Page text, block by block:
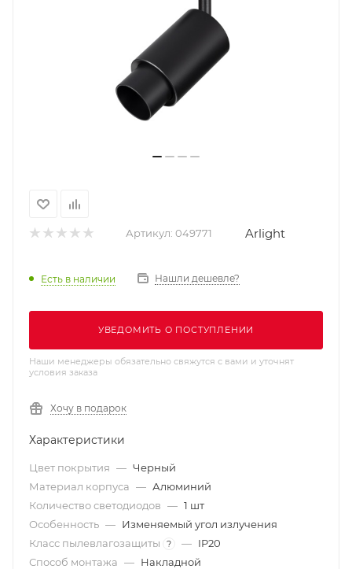
Артикул: 049771 Arlight
Есть в наличии Нашли дешевле?
УВЕДОМИТЬ О ПОСТУПЛЕНИИ
Наши менеджеры обязательно свяжутся с вами и уточнят
условия заказа
Хочу в подарок
Характеристики
Цвет покрытия — Черный
Материал корпуса — Алюминий
Количество светодиодов — 1 шт
Особенность — Изменяемый угол излучения
Класс пылевлагозащиты
? — IP20
Способ монтажа — Накладной